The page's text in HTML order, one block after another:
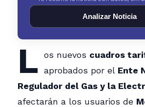
Analizar Noticia
L os nuevos cuadros
aprobados por el Ente
Regulador del Gas y la
afectarán a los usuarios de